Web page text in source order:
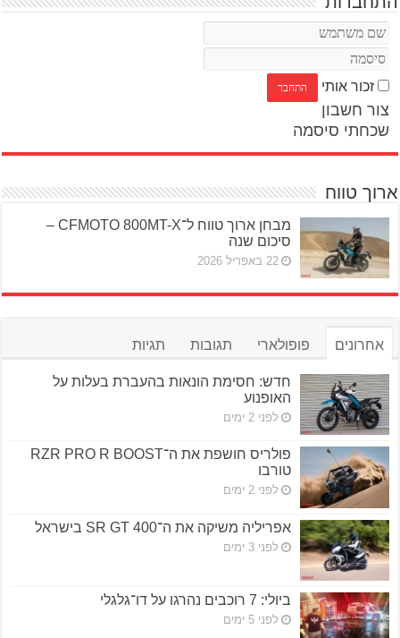
זכור אותי
צור חשבון
שכחתי סיסמה
ארוך טווח
מבחן ארוך טווח ל־CFMOTO 800MT-X –
סיכום שנה
22 באפריל 2026
אחרונים פופולארי תגובות תגיות
חדש: חסימת הונאות בהעברת בעלות על
האופנוע
לפני 2 ימים
פולריס חושפת את ה־RZR PRO R BOOST
טורבו
לפני 2 ימים
אפריליה משיקה את ה־SR GT 400 בישראל
לפני 3 ימים
ביולי: 7 רוכבים נהרגו על דו־גלגלי
לפני 5 ימים